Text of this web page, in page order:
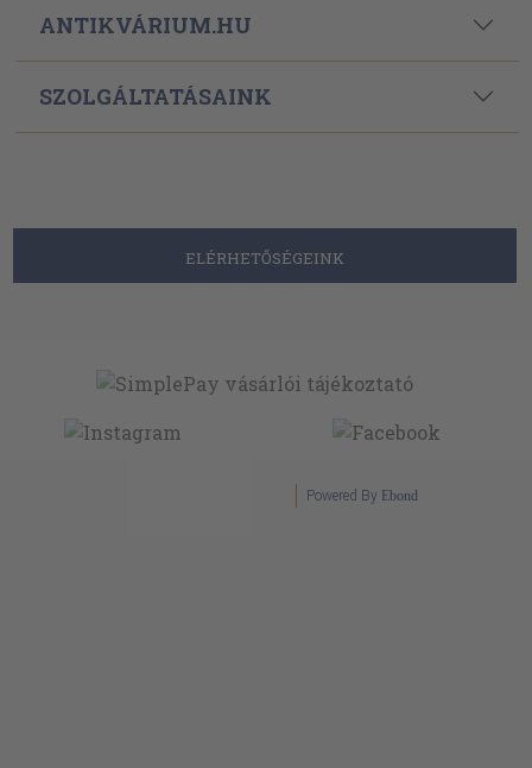
ANTIKVÁRIUM.HU
SZOLGÁLTATÁSAINK
ELÉRHETŐSÉGEINK
Powered By Ebond